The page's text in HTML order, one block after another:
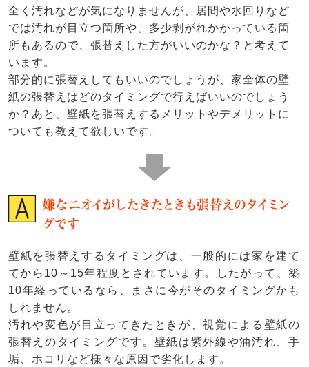
全く汚れなどが気になりませんが、居間や水回りなど
では汚れが目立つ箇所や、多少剥がれかかっている箇
所もあるので、張替えした方がいいのかな？と考えて
います。
部分的に張替えしてもいいのでしょうが、家全体の壁
紙の張替えはどのタイミングで行えばいいのでしょう
か？あと、壁紙を張替えするメリットやデメリットに
ついても教えて欲しいです。
嫌なニオイがしたきたときも張替えのタイミン
グです
壁紙を張替えするタイミングは、一般的には家を建て
てから10～15年程度とされています。したがって、築
10年経っているなら、まさに今がそのタイミングかも
しれません。
汚れや変色が目立ってきたときが、視覚による壁紙の
張替えのタイミングです。壁紙は紫外線や油汚れ、手
垢、ホコリなど様々な原因で劣化します。